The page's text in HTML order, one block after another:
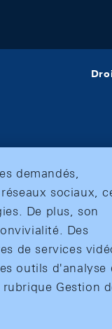
demandés,
sociaux,
De plus, son
Des
de services
outils d'analyse
Gestion